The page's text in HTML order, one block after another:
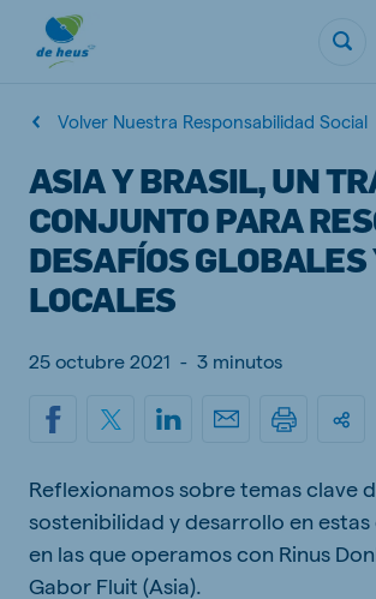
Volver Nuestra Responsabilidad Social
ASIA Y BRASIL, UN
CONJUNTO PARA
DESAFÍOS GLOBALES
LOCALES
25 octubre 2021 - 3 minutos
Reflexionamos sobre temas clave
sostenibilidad y desarrollo en
en las que operamos con Rinus
Gabor Fluit (Asia).